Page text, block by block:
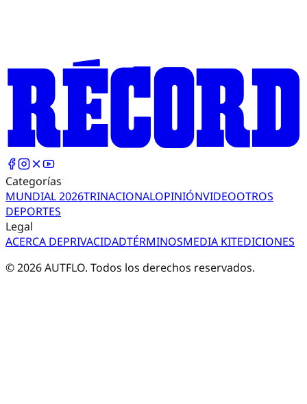
Categorías
MUNDIAL 2026TRINACIONALOPINIÓNVIDEOOTROS
DEPORTES
Legal
ACERCA DEPRIVACIDADTÉRMINOSMEDIA KITEDICIONES
©2026AUTFLO. Todos los derechos reservados.